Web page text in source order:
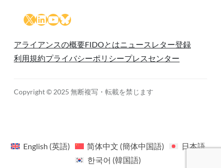
X LinkedIn
YouTube
Bluesky
アライアンスの概要FIDOとは ニュースレター登録
利用規約プライバシーポリシープレスセンター
Copyright © 2025 無断複写・転載を禁じます
English (英語) 简体中文 (簡体中国語)
日本語
한국어 (韓国語)